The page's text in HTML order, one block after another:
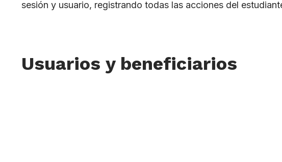
sesión y usuario, registrando todas las acciones del
Usuarios y beneficiarios